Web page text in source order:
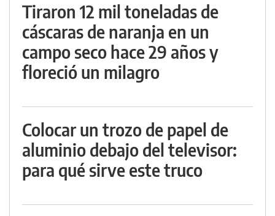
Tiraron 12 mil toneladas de
cáscaras de naranja en un
campo seco hace 29 años y
floreció un milagro
Colocar un trozo de papel de
aluminio debajo del televisor:
para qué sirve este truco